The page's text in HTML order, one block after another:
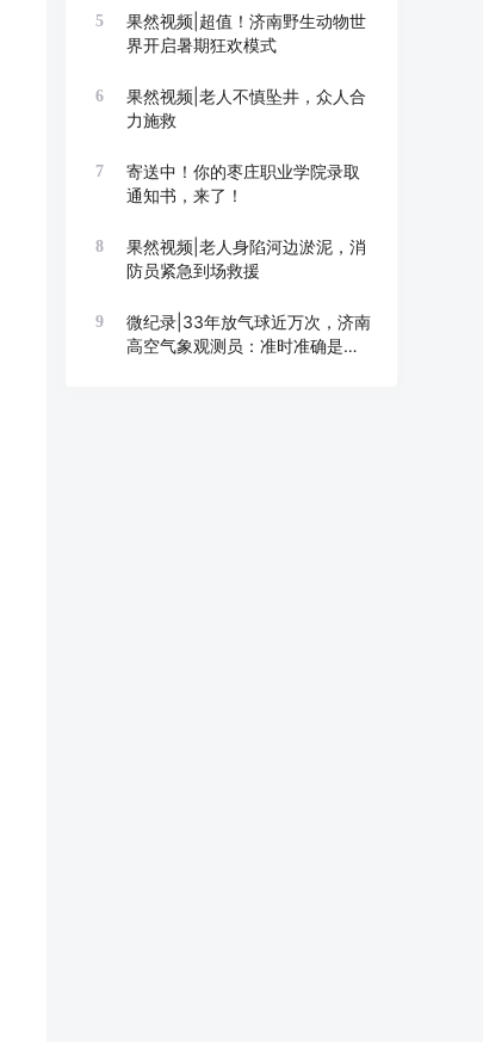
5
果然视频|超值！济南野生动物世
界开启暑期狂欢模式
6
果然视频|老人不慎坠井，众人合
力施救
7
寄送中！你的枣庄职业学院录取
通知书，来了！
8
果然视频|老人身陷河边淤泥，消
防员紧急到场救援
9
微纪录|33年放气球近万次，济南
高空气象观测员：准时准确是底